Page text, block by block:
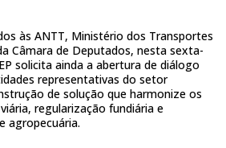
às ANTT, Ministério dos Transportes
Câmara de Deputados, nesta sexta-
solicita ainda a abertura de diálogo
representativas do setor
de solução que harmonize os
regularização fundiária e
agropecuária.